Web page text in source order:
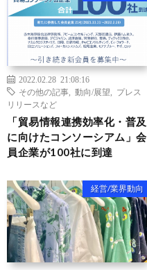
2022.02.28 21:08:16
その他の記事
動向/展望
プレス
リリースなど
「貿易情報連携効率化・普及
に向けたコンソーシアム」会
員企業が100社に到達
経営/業界動向